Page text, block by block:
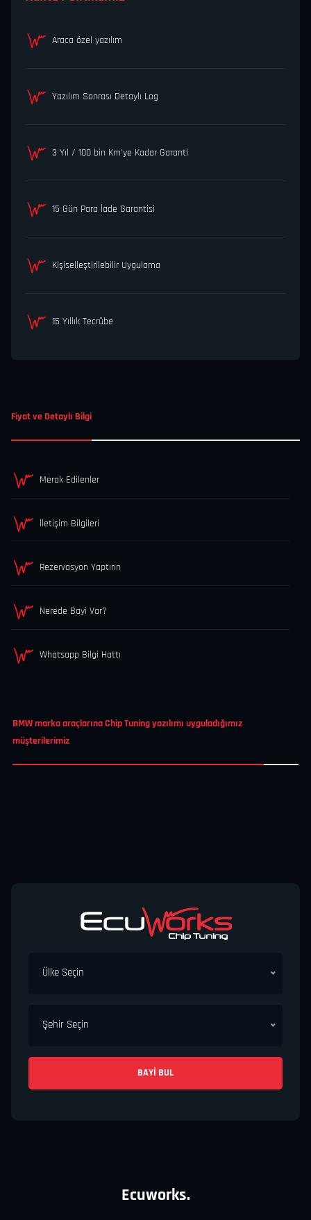
Araca özel yazılım
Yazılım Sonrası Detaylı Log
3 Yıl / 100 bin Km'ye Kadar Garanti
15 Gün Para İade Garantisi
Kişiselleştirilebilir Uygulama
15 Yıllık Tecrübe
Fiyat ve Detaylı Bilgi
Merak Edilenler
İletişim Bilgileri
Rezervasyon Yaptırın
Nerede Bayi Var?
Whatsapp Bilgi Hattı
BMW marka araçlarına Chip Tuning yazılımı uyguladığımız
müşterilerimiz
Ülke Seçin
Şehir Seçin
BAYI BUL
Ecuworks.